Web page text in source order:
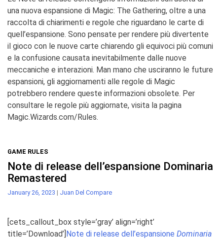
una nuova espansione di Magic: The Gathering, oltre a una
raccolta di chiarimenti e regole che riguardano le carte di
quell’espansione. Sono pensate per rendere più divertente
il gioco con le nuove carte chiarendo gli equivoci più comuni
e la confusione causata inevitabilmente dalle nuove
meccaniche e interazioni. Man mano che usciranno le future
espansioni, gli aggiornamenti alle regole di Magic
potrebbero rendere queste informazioni obsolete. Per
consultare le regole più aggiornate, visita la pagina
Magic.Wizards.com/Rules.
GAME RULES
Note di release dell’espansione Dominaria
Remastered
January 26, 2023 | Juan Del Compare
[cets_callout_box style=’gray’ align=’right’
title=’Download’]Note di release dell’espansione Dominaria